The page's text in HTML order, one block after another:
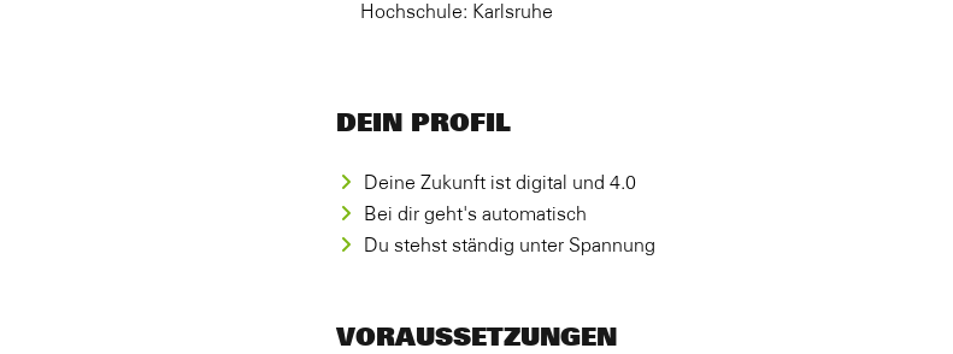
Hochschule: Karlsruhe
DEIN PROFIL
Deine Zukunft ist digital und 4.0
Bei dir geht's automatisch
Du stehst ständig unter Spannung
VORAUSSETZUNGEN